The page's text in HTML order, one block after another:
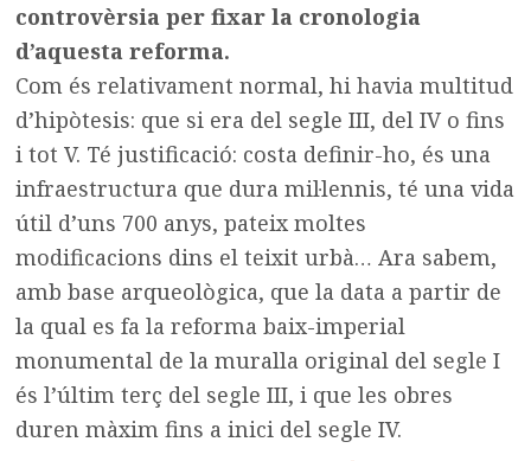
controvèrsia per fixar la cronologia
d’aquesta reforma.
Com és relativament normal, hi havia multitud
d’hipòtesis: que si era del segle III, del IV o fins
i tot V. Té justificació: costa definir-ho, és una
infraestructura que dura mil·lennis, té una vida
útil d’uns 700 anys, pateix moltes
modificacions dins el teixit urbà… Ara sabem,
amb base arqueològica, que la data a partir de
la qual es fa la reforma baix-imperial
monumental de la muralla original del segle I
és l’últim terç del segle III, i que les obres
duren màxim fins a inici del segle IV.